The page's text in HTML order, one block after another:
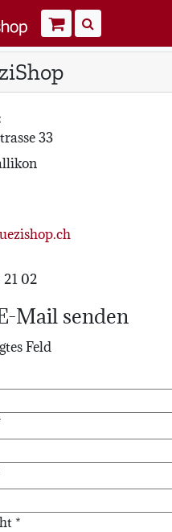
Warenkorb
33
02
Mail senden
Feld
*